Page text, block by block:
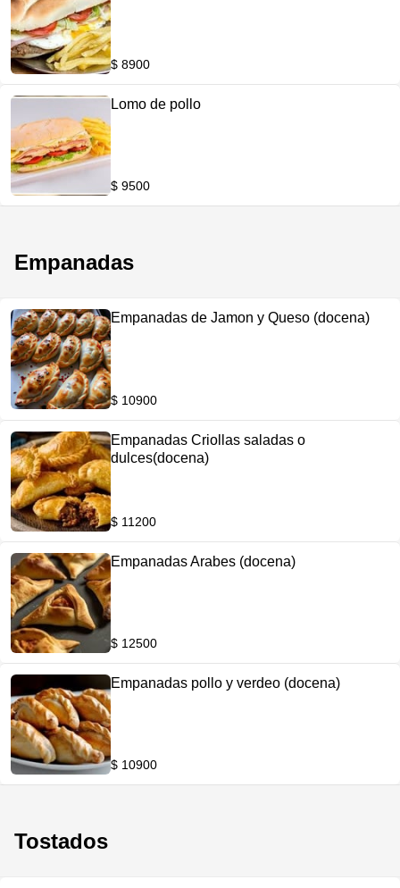
$ 8900
Lomo de pollo
$ 9500
Empanadas
Empanadas de Jamon y Queso (docena)
$ 10900
Empanadas Criollas saladas o
dulces(docena)
$ 11200
Empanadas Arabes (docena)
$ 12500
Empanadas pollo y verdeo (docena)
$ 10900
Tostados